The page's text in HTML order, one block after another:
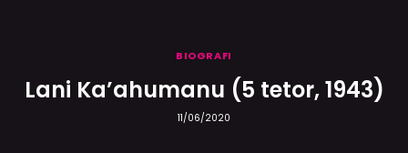
BIOGRAFI
Lani Ka’ahumanu (5 tetor, 1943)
11/06/2020